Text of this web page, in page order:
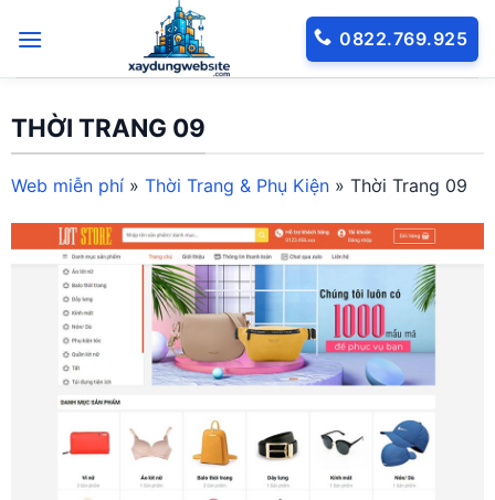
qua
0822.769.925
THỜI TRANG 09
Web miễn phí » Thời Trang & Phụ Kiện » Thời Trang 09